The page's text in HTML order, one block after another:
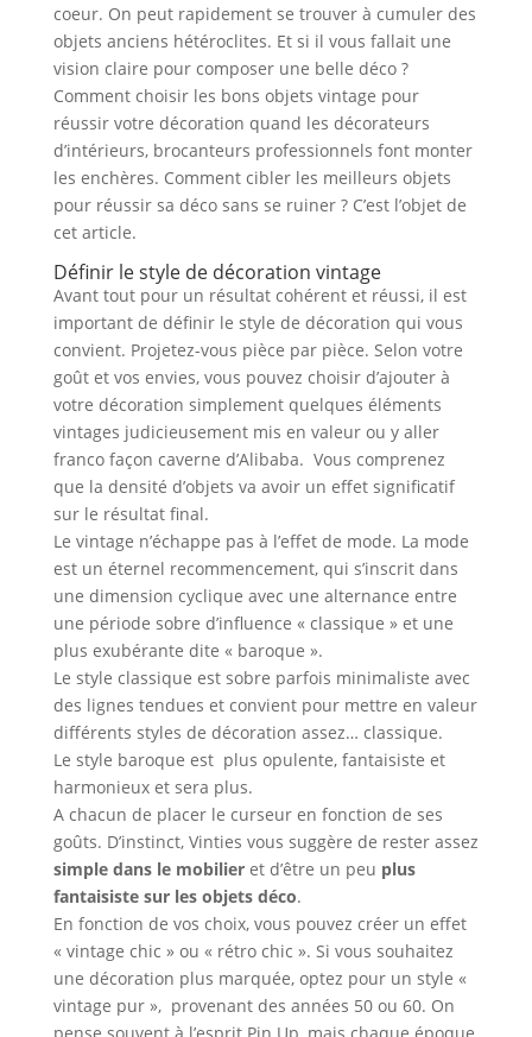
coeur. On peut rapidement se trouver à cumuler des
objets anciens hétéroclites. Et si il vous fallait une
vision claire pour composer une belle déco ?
Comment choisir les bons objets vintage pour
réussir votre décoration quand les décorateurs
d’intérieurs, brocanteurs professionnels font monter
les enchères. Comment cibler les meilleurs objets
pour réussir sa déco sans se ruiner ? C’est l’objet de
cet article.
Définir le style de décoration vintage
Avant tout pour un résultat cohérent et réussi, il est
important de définir le style de décoration qui vous
convient. Projetez-vous pièce par pièce. Selon votre
goût et vos envies, vous pouvez choisir d’ajouter à
votre décoration simplement quelques éléments
vintages judicieusement mis en valeur ou y aller
franco façon caverne d’Alibaba. Vous comprenez
que la densité d’objets va avoir un effet significatif
sur le résultat final.
Le vintage n’échappe pas à l’effet de mode. La mode
est un éternel recommencement, qui s’inscrit dans
une dimension cyclique avec une alternance entre
une période sobre d’influence « classique » et une
plus exubérante dite « baroque ».
Le style classique est sobre parfois minimaliste avec
des lignes tendues et convient pour mettre en valeur
différents styles de décoration assez… classique.
Le style baroque est plus opulente, fantaisiste et
harmonieux et sera plus.
A chacun de placer le curseur en fonction de ses
goûts. D’instinct, Vinties vous suggère de rester assez
simple dans le mobilieret d’être un peu plus
fantaisiste sur les objets déco.
En fonction de vos choix, vous pouvez créer un effet
« vintage chic » ou « rétro chic ». Si vous souhaitez
une décoration plus marquée, optez pour un style «
vintage pur », provenant des années 50 ou 60. On